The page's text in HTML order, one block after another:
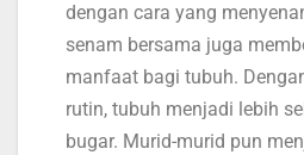
dengan cara yang
senam bersama juga
manfaat bagi tubuh.
rutin, tubuh menjadi lebih
bugar. Murid-murid pun